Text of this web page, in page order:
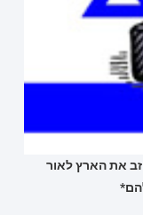
את הארץ לאור